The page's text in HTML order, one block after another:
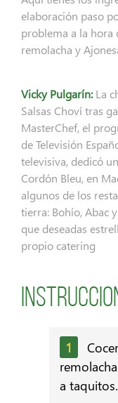
elaboración paso
problema a la hora
remolacha y
Vicky Pulgarín:La
Salsas Choví tras
MasterChef, el
de Televisión
televisiva, dedicó
Cordón Bleu, en
algunos de los
tierra: Bohío, Abac
que deseadas
propio catering
a taquitos.